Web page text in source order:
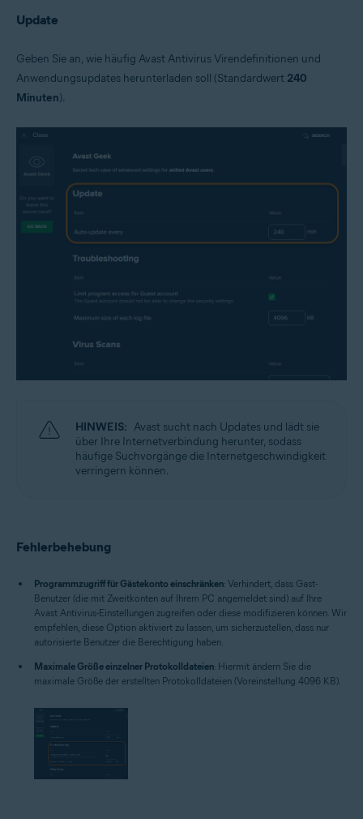
Update
Geben Sie an, wie häufig Avast Antivirus Virendefinitionen und
Anwendungsupdates herunterladen soll (Standardwert 240
Minuten).
HINWEIS: Avast sucht nach Updates und lädt sie
über Ihre Internetverbindung herunter, sodass
häufige Suchvorgänge die Internetgeschwindigkeit
verringern können.
Fehlerbehebung
Programmzugriff für Gästekonto einschränken: Verhindert, dass Gast-
Benutzer (die mit Zweitkonten auf Ihrem PC angemeldet sind) auf Ihre
Avast Antivirus-Einstellungen zugreifen oder diese modifizieren können. Wir
empfehlen, diese Option aktiviert zu lassen, um sicherzustellen, dass nur
autorisierte Benutzer die Berechtigung haben.
Maximale Größe einzelner Protokolldateien: Hiermit ändern Sie die
maximale Größe der erstellten Protokolldateien (Voreinstellung 4096 KB).